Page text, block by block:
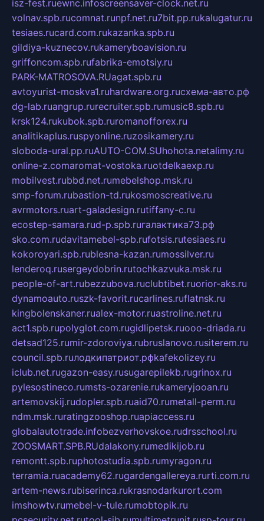
isz-fest.ruewnc.infoscreensaver-clock.net.ru
volnav.spb.rucomnat.runpf.net.ru7bit.pp.rukalugatur.ru
tesiaes.rucard.com.rukazanka.spb.ru
gildiya-kuznecov.rukameryboavision.ru
griffoncom.spb.rufabrika-emotsiy.ru
PARK-MATROSOVA.RUagat.spb.ru
avtoyurist-moskva1.ruhardware.org.ruсхема-авто.рф
dg-lab.ruangrup.rurecruiter.spb.rumusic8.spb.ru
krsk124.rukubok.spb.ruromanofforex.ru
analitikaplus.ruspyonline.ruzosikamery.ru
sloboda-ural.pp.ruAUTO-COM.SUhohota.netalimy.ru
online-z.comaromat-vostoka.ruotdelkaexp.ru
mobilvest.rubbd.net.rumebelshop.msk.ru
smp-forum.rubastion-td.rukosmoscreative.ru
avrmotors.ruart-galadesign.rutiffany-c.ru
ecostep-samara.rud-p.spb.ruгалактика73.рф
sko.com.rudavitamebel-spb.rufotsis.rutesiaes.ru
kokoroyari.spb.rublesna-kazan.rumossilver.ru
lenderoq.rusergeydobrin.rutochkazvuka.msk.ru
people-of-art.rubezzubova.ruclubtibet.ruorior-aks.ru
dynamoauto.ruszk-favorit.rucarlines.ruflatnsk.ru
kingbolenskaner.rualex-motor.ruastroline.net.ru
act1.spb.rupolyglot.com.rugidlipetsk.ruooo-driada.ru
detsad125.rumir-zdoroviya.rubruslanovo.rusiterem.ru
council.spb.ruлодкипатриот.рфkafekolizey.ru
iclub.net.rugazon-easy.rusugarepilekb.rugrinox.ru
pylesostineco.rumsts-ozarenie.rukameryjooan.ru
artemovskij.rudopler.spb.ruaid70.rumetall-perm.ru
ndm.msk.ruratingzooshop.ruapiaccess.ru
globalautotrade.infobezverhovskoe.rudrsschool.ru
ZOOSMART.SPB.RUdalakony.rumedikijob.ru
remontt.spb.ruphotostudia.spb.rumyragon.ru
terramia.ruacademy62.rugardengallereya.rurti.com.ru
artem-news.rubiserinca.rukrasnodarkurort.com
imshowtv.rumebel-v-tule.rumobtopik.ru